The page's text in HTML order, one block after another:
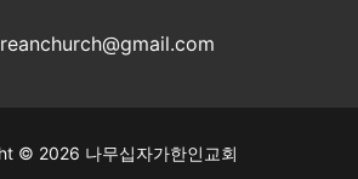
© 2026 나무십자가한인교회